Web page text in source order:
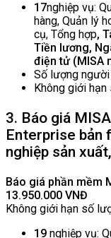
17nghiệp vụ:
hàng, Quản lý
cụ, Tổng hợp,
Tiền lương,
điện tử (MISA
Số lượng người
Không giới
3. Báo giá
Enterprise bản
nghiệp sản
Báo giá phần mềm
13.950.000 VNĐ
Không giới hạn số
19 nghiệp vụ: